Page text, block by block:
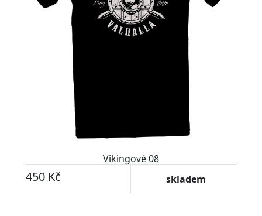
Vikingové 08
450 Kč skladem